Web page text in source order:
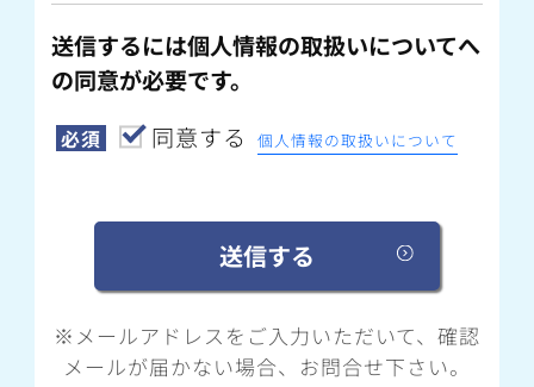
送信するには個人情報の取扱いについてへ
の同意が必要です。
必須 同意する 個人情報の取扱いについて
※メールアドレスをご入力いただいて、確認
メールが届かない場合、お問合せ下さい。